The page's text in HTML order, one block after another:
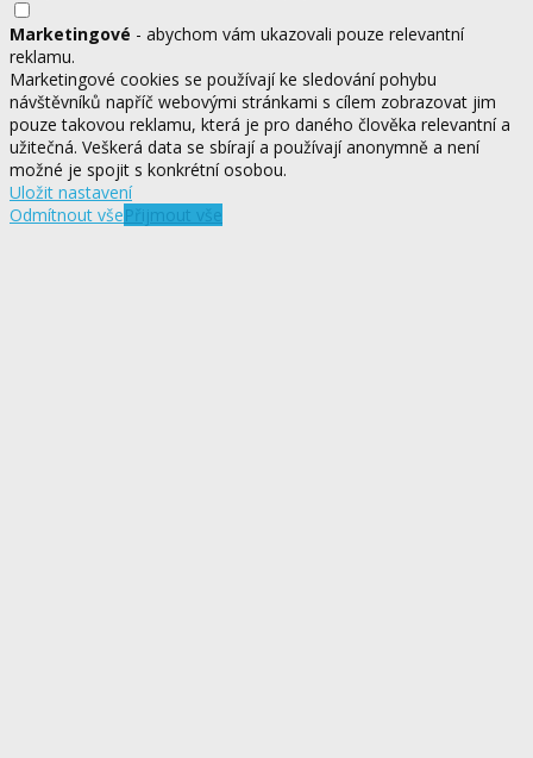
Marketingové - abychom vám ukazovali pouze relevantní
reklamu.
Marketingové cookies se používají ke sledování pohybu
návštěvníků napříč webovými stránkami s cílem zobrazovat jim
pouze takovou reklamu, která je pro daného člověka relevantní a
užitečná. Veškerá data se sbírají a používají anonymně a není
možné je spojit s konkrétní osobou.
Uložit nastavení
Odmítnout všePřijmout vše